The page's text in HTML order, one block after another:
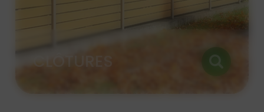
PORTAILS